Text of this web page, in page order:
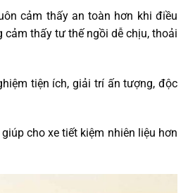
cảm thấy an toàn hơn khi điều
cảm thấy tư thế ngồi dễ chịu, thoải
tiện ích, giải trí ấn tượng, độc
cho xe tiết kiệm nhiên liệu hơn